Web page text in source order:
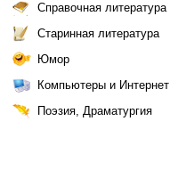
Справочная литература
Старинная литература
Юмор
Компьютеры и Интернет
Поэзия, Драматургия